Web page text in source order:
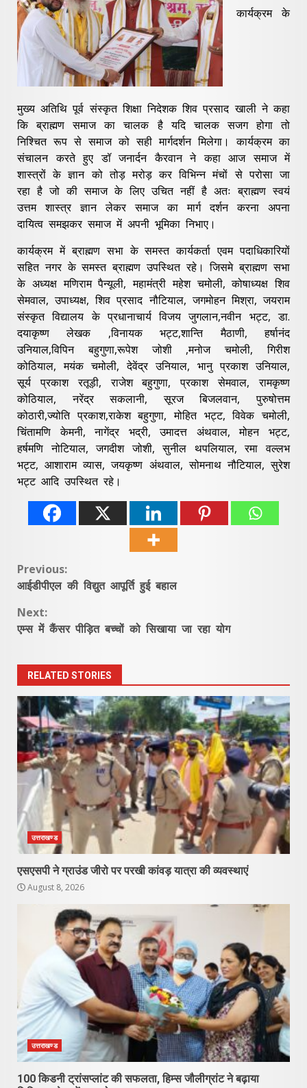
कार्यक्रम के
मुख्य अतिथि पूर्व संस्कृत शिक्षा निदेशक शिव प्रसाद खाली ने कहा
कि ब्राह्मण समाज का चालक है यदि चालक सजग होगा तो
निश्चित रूप से समाज को सही मार्गदर्शन मिलेगा। कार्यक्रम का
संचालन करते हुए डॉ जनार्दन कैरवान ने कहा आज समाज में
शास्त्रों के ज्ञान को तोड़ मरोड़ कर विभिन्न मंचों से परोसा जा
रहा है जो की समाज के लिए उचित नहीं है अतः ब्राह्मण स्वयं
उत्तम शास्त्र ज्ञान लेकर समाज का मार्ग दर्शन करना अपना
दायित्व समझकर समाज में अपनी भूमिका निभाए।
कार्यक्रम में ब्राह्मण सभा के समस्त कार्यकर्ता एवम पदाधिकारियों
सहित नगर के समस्त ब्राह्मण उपस्थित रहे। जिसमे ब्राह्मण सभा
के अध्यक्ष मणिराम पैन्यूली, महामंत्री महेश चमोली, कोषाध्यक्ष शिव
सेमवाल, उपाध्यक्ष, शिव प्रसाद नौटियाल, जगमोहन मिश्रा, जयराम
संस्कृत विद्यालय के प्रधानाचार्य विजय जुगलान,नवीन भट्ट, डा.
दयाकृष्ण लेखक ,विनायक भट्ट,शान्ति मैठाणी, हर्षानंद
उनियाल,विपिन बहुगुणा,रूपेश जोशी ,मनोज चमोली, गिरीश
कोठियाल, मयंक चमोली, देवेंद्र उनियाल, भानु प्रकाश उनियाल,
सूर्य प्रकाश रतूड़ी, राजेश बहुगुणा, प्रकाश सेमवाल, रामकृष्ण
कोठियाल, नरेंद्र सकलानी, सूरज बिजलवान, पुरुषोत्तम
कोठारी,ज्योति प्रकाश,राकेश बहुगुणा, मोहित भट्ट, विवेक चमोली,
चिंतामणि केमनी, नागेंद्र भद्री, उमादत्त अंथवाल, मोहन भट्ट,
हर्षमणि नोटियाल, जगदीश जोशी, सुनील थपलियाल, रमा वल्लभ
भट्ट, आशाराम व्यास, जयकृष्ण अंथवाल, सोमनाथ नौटियाल, सुरेश
भट्ट आदि उपस्थित रहे।
Continue
Reading
Previous:
आईडीपीएल की विद्युत आपूर्ति हुई बहाल
Next:
एम्स में कैंसर पीड़ित बच्चों को सिखाया जा रहा योग
RELATED STORIES
उत्तराखण्ड
एसएसपी ने ग्राउंड जीरो पर परखी कांवड़ यात्रा की व्यवस्थाएं
August 8, 2026
उत्तराखण्ड
100 किडनी ट्रांसप्लांट की सफलता, हिम्स जौलीग्रांट ने बढ़ाया